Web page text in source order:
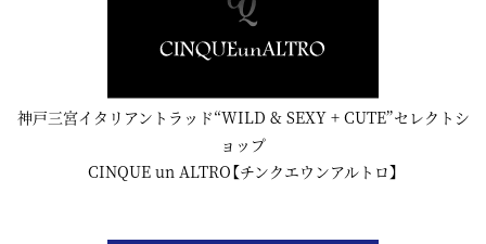
神戸三宮イタリアントラッド“WILD & SEXY + CUTE”セレクトシ
ョップ
CINQUE un ALTRO【チンクエウンアルトロ】